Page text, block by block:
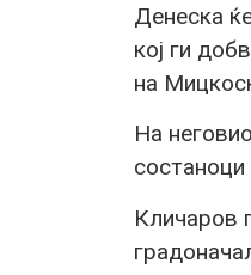
Денеска
кој ги
на
На
Кличаров